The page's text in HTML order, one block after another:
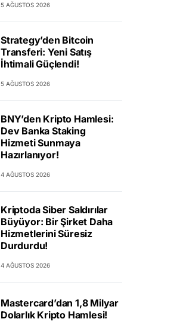
5 AĞUSTOS 2026
Strategy’den Bitcoin
Transferi: Yeni Satış
İhtimali Güçlendi!
5 AĞUSTOS 2026
BNY’den Kripto Hamlesi:
Dev Banka Staking
Hizmeti Sunmaya
Hazırlanıyor!
4 AĞUSTOS 2026
Kriptoda Siber Saldırılar
Büyüyor: Bir Şirket Daha
Hizmetlerini Süresiz
Durdurdu!
4 AĞUSTOS 2026
Mastercard’dan 1,8 Milyar
Dolarlık Kripto Hamlesi!